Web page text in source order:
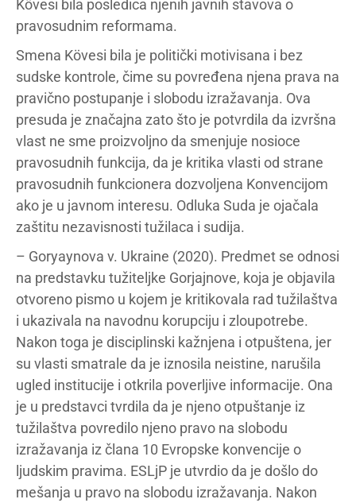
Kövesi bila posledica njenih javnih stavova o
pravosudnim reformama.
Smena Kövesi bila je politički motivisana i bez
sudske kontrole, čime su povređena njena prava na
pravično postupanje i slobodu izražavanja. Ova
presuda je značajna zato što je potvrdila da izvršna
vlast ne sme proizvoljno da smenjuje nosioce
pravosudnih funkcija, da je kritika vlasti od strane
pravosudnih funkcionera dozvoljena Konvencijom
ako je u javnom interesu. Odluka Suda je ojačala
zaštitu nezavisnosti tužilaca i sudija.
– Goryaynova v. Ukraine (2020). Predmet se odnosi
na predstavku tužiteljke Gorjajnove, koja je objavila
otvoreno pismo u kojem je kritikovala rad tužilaštva
i ukazivala na navodnu korupciju i zloupotrebe.
Nakon toga je disciplinski kažnjena i otpuštena, jer
su vlasti smatrale da je iznosila neistine, narušila
ugled institucije i otkrila poverljive informacije. Ona
je u predstavci tvrdila da je njeno otpuštanje iz
tužilaštva povredilo njeno pravo na slobodu
izražavanja iz člana 10 Evropske konvencije o
ljudskim pravima. ESLjP je utvrdio da je došlo do
mešanja u pravo na slobodu izražavanja. Nakon